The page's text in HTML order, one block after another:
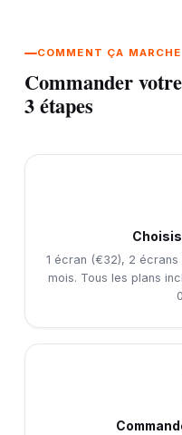
COMMENT ÇA MARCHE
Commander
3 étapes
1 écran (€32), 2 écrans
mois. Tous les plans